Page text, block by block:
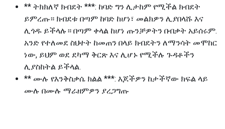
** ትክክለኛ ክብደት ***: ከባድ ግን ሊታከም የሚችል ክብደት
ይምረጡ። ክብደቱ በጣም ከባድ ከሆነ፣ መልክዎን ሊያበላሹ እና
ሊጎዱ ይችላሉ። በጣም ቀላል ከሆነ ጡንቻዎትን በብቃት አይሰሩም.
አንድ የተለመደ ስህተት ከመጠን በላይ ክብደትን ለማንሳት መሞከር
ነው, ይህም ወደ ደካማ ቅርጽ እና ሊሆኑ የሚችሉ ጉዳቶችን
ሊያስከትል ይችላል.
** ሙሉ የእንቅስቃሴ ክልል ***: እጆችዎን ከታችኛው ክፍል ላይ
ሙሉ በሙሉ ማራዘምዎን ያረጋግጡ